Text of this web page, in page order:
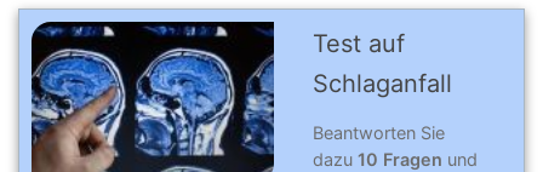
Test auf
Schlaganfall
Beantworten Sie
dazu 10 Fragen und